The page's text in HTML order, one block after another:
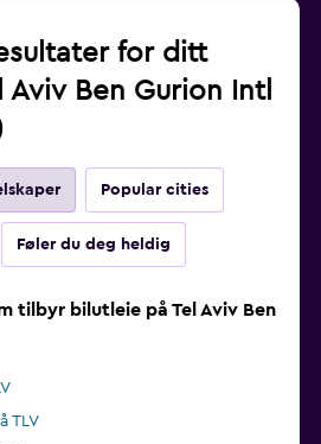
for ditt
Ben Gurion Intl
Popular cities
Føler du deg heldig
tilbyr bilutleie på Tel Aviv Ben
TLV